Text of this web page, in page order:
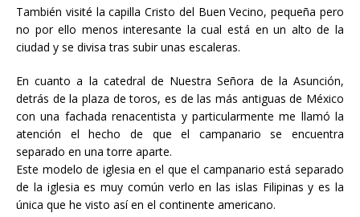
También visité la capilla Cristo del Buen Vecino, pequeña pero
no por ello menos interesante la cual está en un alto de la
ciudad y se divisa tras subir unas escaleras.
En cuanto a la catedral de Nuestra Señora de la Asunción,
detrás de la plaza de toros, es de las más antiguas de México
con una fachada renacentista y particularmente me llamó la
atención el hecho de que el campanario se encuentra
separado en una torre aparte.
Este modelo de iglesia en el que el campanario está separado
de la iglesia es muy común verlo en las islas Filipinas y es la
única que he visto así en el continente americano.